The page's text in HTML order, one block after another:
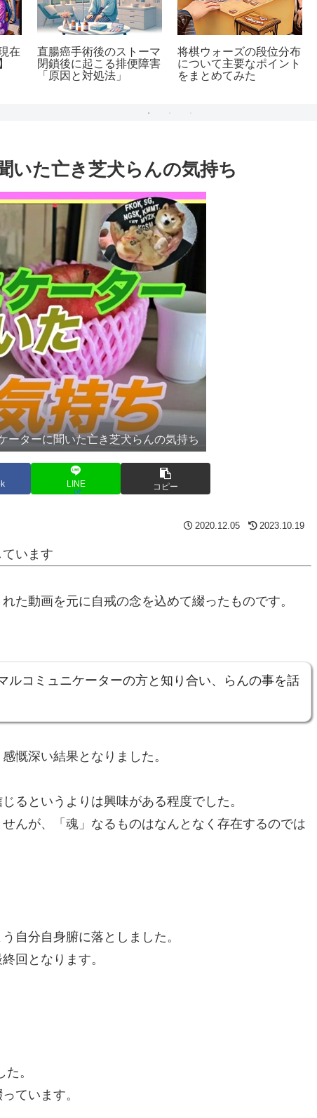
在
直腸癌手術後のストーマ
閉鎖後に起こる排便障害
「原因と対処法」
将棋ウォーズの段位分布
について主要なポイント
をまとめてみた
いた亡き芝犬らんの気持ち
ーターに聞いた亡き芝犬らんの気持ち
LINE コピー
2020.12.05 2023.10.19
います
た動画を元に自戒の念を込めて綴ったものです。
ルコミュニケーターの方と知り合い、らんの事を話
慨深い結果となりました。
るというよりは興味がある程度でした。
んが、「魂」なるものはなんとなく存在するのでは
自分自身腑に落としました。
回となります。
。
ています。